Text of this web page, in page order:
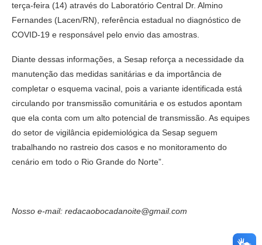
terça-feira (14) através do Laboratório Central Dr. Almino
Fernandes (Lacen/RN), referência estadual no diagnóstico de
COVID-19 e responsável pelo envio das amostras.
Diante dessas informações, a Sesap reforça a necessidade da
manutenção das medidas sanitárias e da importância de
completar o esquema vacinal, pois a variante identificada está
circulando por transmissão comunitária e os estudos apontam
que ela conta com um alto potencial de transmissão. As equipes
do setor de vigilância epidemiológica da Sesap seguem
trabalhando no rastreio dos casos e no monitoramento do
cenário em todo o Rio Grande do Norte”.
Nosso e-mail: redacaobocadanoite@gmail.com